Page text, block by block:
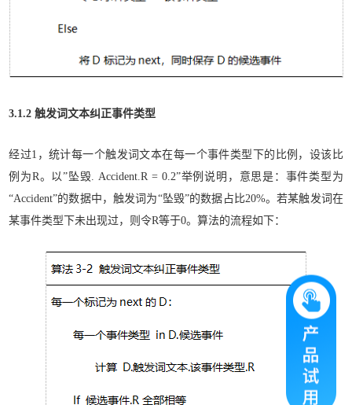
3.1.2 触发词文本纠正事件类型
经过1，统计每一个触发词文本在每一个事件类型下的比例，设该比
例为R。以”坠毁. Accident.R = 0.2”举例说明，意思是：事件类型为
“Accident”的数据中，触发词为“坠毁”的数据占比20%。若某触发词在
某事件类型下未出现过，则令R等于0。算法的流程如下：